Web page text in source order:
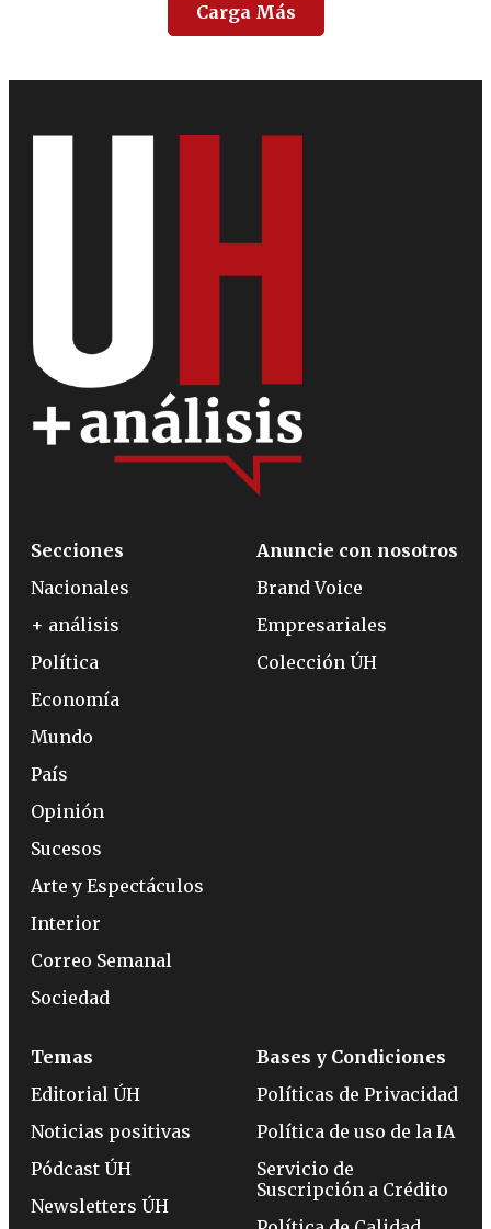
Carga Más
Secciones
Nacionales
+ análisis
Política
Economía
Mundo
País
Opinión
Sucesos
Arte y Espectáculos
Interior
Correo Semanal
Sociedad
Anuncie con nosotros
Brand Voice
Empresariales
Colección ÚH
Temas
Editorial ÚH
Noticias positivas
Pódcast ÚH
Newsletters ÚH
Bases y Condiciones
Políticas de Privacidad
Política de uso de la IA
Servicio de
Suscripción a Crédito